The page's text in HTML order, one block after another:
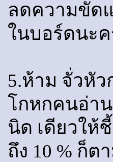
ลดความขัด
ในบอร์ดนะ
5.ห้าม จั่วหัว
โกหกคนอ่า
นิด เดียวให้
ถึง 10 % ก็ต